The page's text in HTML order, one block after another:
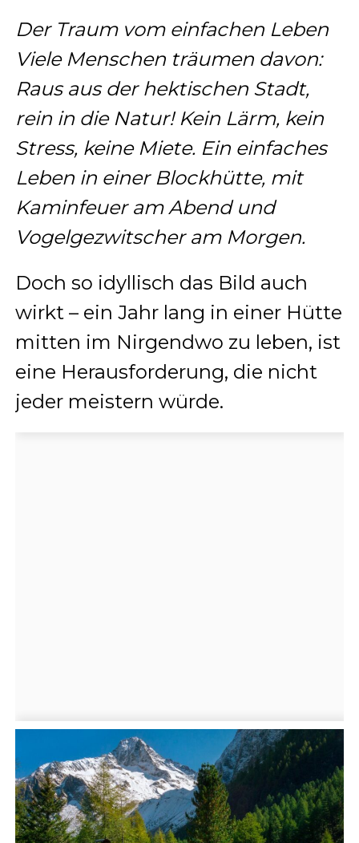
Der Traum vom einfachen Leben
Viele Menschen träumen davon:
Raus aus der hektischen Stadt,
rein in die Natur! Kein Lärm, kein
Stress, keine Miete. Ein einfaches
Leben in einer Blockhütte, mit
Kaminfeuer am Abend und
Vogelgezwitscher am Morgen.
Doch so idyllisch das Bild auch
wirkt – ein Jahr lang in einer Hütte
mitten im Nirgendwo zu leben, ist
eine Herausforderung, die nicht
jeder meistern würde.